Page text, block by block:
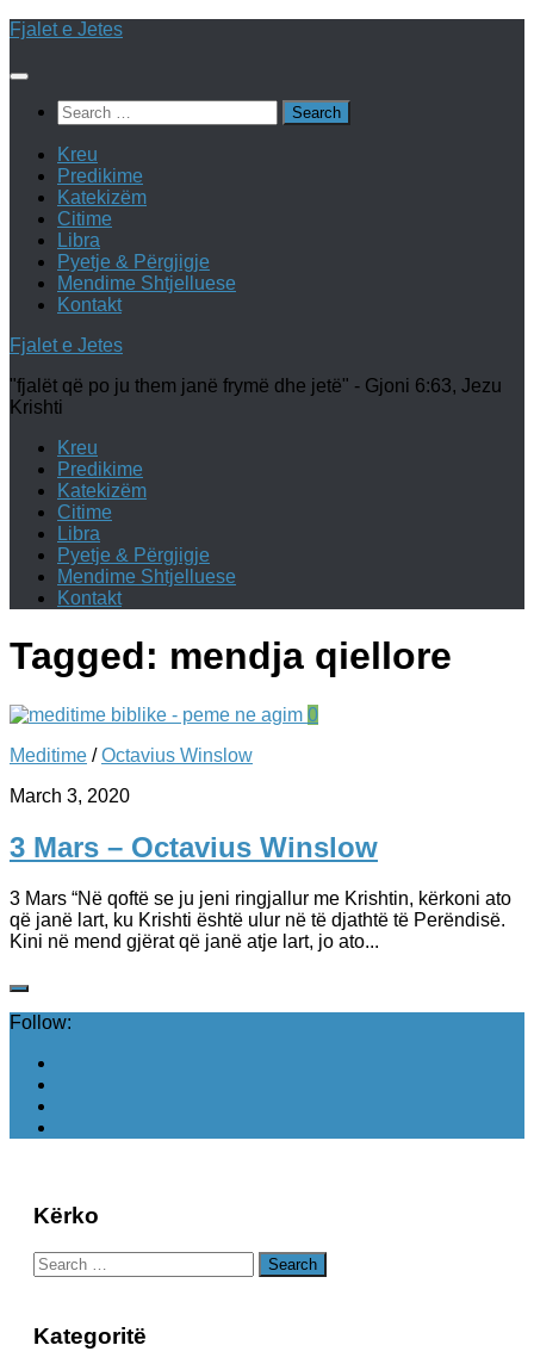
Skip
content
Fjalet e Jetes
Search
for:
Kreu
Predikime
Katekizëm
Citime
Libra
Pyetje & Përgjigje
Mendime Shtjelluese
Kontakt
Fjalet e Jetes
"fjalët që po ju them janë frymë dhe jetë" - Gjoni 6:63, Jezu
Krishti
Kreu
Predikime
Katekizëm
Citime
Libra
Pyetje & Përgjigje
Mendime Shtjelluese
Kontakt
Tagged: mendja qiellore
0
Meditime /Octavius Winslow
March 3, 2020
3 Mars – Octavius Winslow
3 Mars “Në qoftë se ju jeni ringjallur me Krishtin, kërkoni ato
që janë lart, ku Krishti është ulur në të djathtë të Perëndisë.
Kini në mend gjërat që janë atje lart, jo ato...
Follow:
Kërko
Search
for:
Kategoritë